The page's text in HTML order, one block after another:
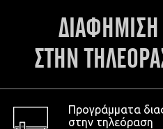
ΔΙΑΦΗΜΙΣΗ
ΣΤΗΝ
Προγράμματα
στην τηλεόραση